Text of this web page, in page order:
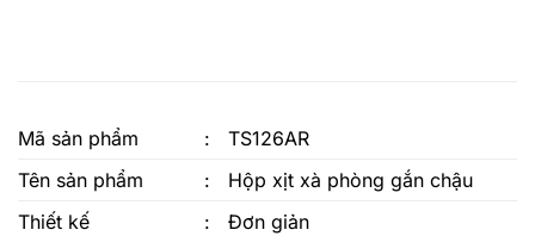
Mã sản phẩm :
TS126AR
Tên sản phẩm
:
Hộp xịt xà phòng gắn chậu
Thiết kế
:
Đơn giản